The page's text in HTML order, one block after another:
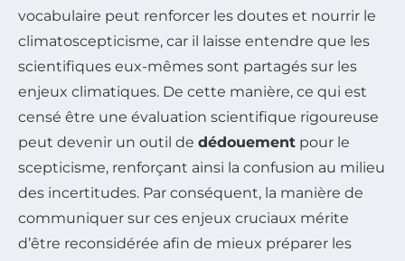
vocabulaire peut renforcer les doutes et nourrir le
climatoscepticisme, car il laisse entendre que les
scientifiques eux-mêmes sont partagés sur les
enjeux climatiques. De cette manière, ce qui est
censé être une évaluation scientifique rigoureuse
peut devenir un outil de dédouement pour le
scepticisme, renforçant ainsi la confusion au milieu
des incertitudes. Par conséquent, la manière de
communiquer sur ces enjeux cruciaux mérite
d’être reconsidérée afin de mieux préparer les